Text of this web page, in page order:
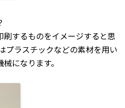
刷するものをイメージすると思
プラスチックなどの素材を用い
になります。